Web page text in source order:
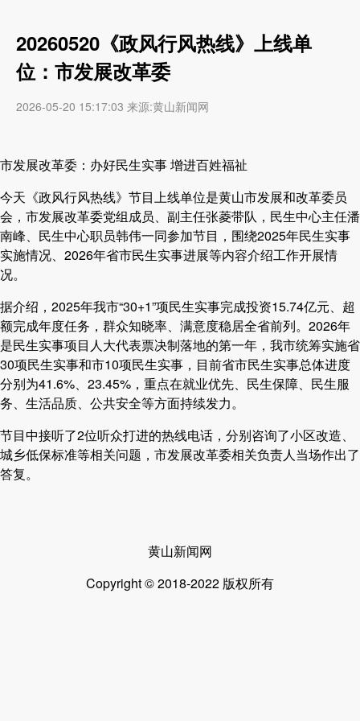
20260520《政风行风热线》上线单
位：市发展改革委
2026-05-20 15:17:03 来源:黄山新闻网
市发展改革委：办好民生实事 增进百姓福祉
今天《政风行风热线》节目上线单位是黄山市发展和改革委员
会，市发展改革委党组成员、副主任张菱带队，民生中心主任潘
南峰、民生中心职员韩伟一同参加节目，围绕2025年民生实事
实施情况、2026年省市民生实事进展等内容介绍工作开展情
况。
据介绍，2025年我市“30+1”项民生实事完成投资15.74亿元、超
额完成年度任务，群众知晓率、满意度稳居全省前列。2026年
是民生实事项目人大代表票决制落地的第一年，我市统筹实施省
30项民生实事和市10项民生实事，目前省市民生实事总体进度
分别为41.6%、23.45%，重点在就业优先、民生保障、民生服
务、生活品质、公共安全等方面持续发力。
节目中接听了2位听众打进的热线电话，分别咨询了小区改造、
城乡低保标准等相关问题，市发展改革委相关负责人当场作出了
答复。
黄山新闻网
Copyright © 2018-2022 版权所有